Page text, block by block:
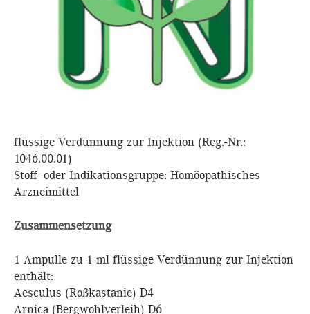
flüssige Verdünnung zur Injektion (Reg.-Nr.:
1046.00.01)
Stoff- oder Indikationsgruppe: Homöopathisches
Arzneimittel
Zusammensetzung
1 Ampulle zu 1 ml flüssige Verdünnung zur Injektion
enthält:
Aesculus (Roßkastanie) D4
Arnica (Bergwohlverleih) D6